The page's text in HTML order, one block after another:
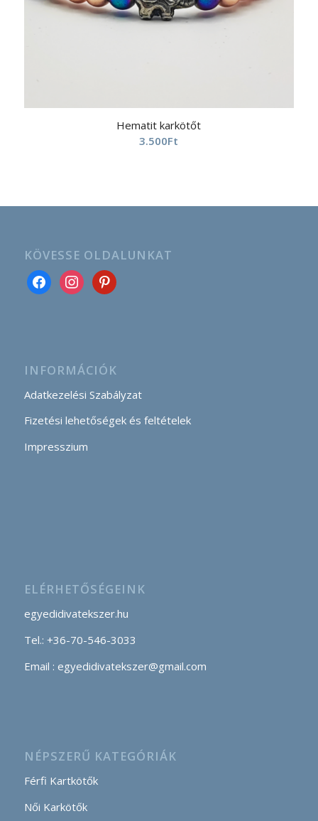
Hematit karkötőt
3.500Ft
KÖVESSE OLDALUNKAT
INFORMÁCIÓK
Adatkezelési Szabályzat
Fizetési lehetőségek és feltételek
Impresszium
ELÉRHETŐSÉGEINK
egyedidivatekszer.hu
Tel.: +36-70-546-3033
Email : egyedidivatekszer@gmail.com
NÉPSZERŰ KATEGÓRIÁK
Férfi Kartkötők
Női Karkötők